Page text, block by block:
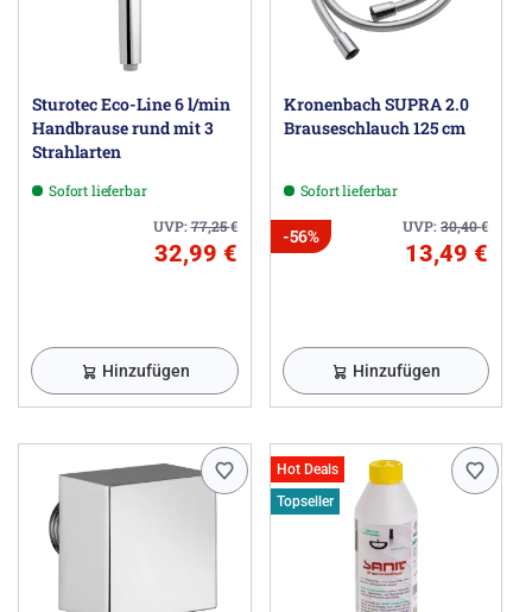
Sturotec Eco-Line 6 l/min
Handbrause rund mit 3
Strahlarten
Sofort lieferbar
UVP:77,25€
32,99 €
Hinzufügen
Kronenbach SUPRA 2.0
Brauseschlauch 125 cm
Sofort lieferbar
UVP:30,40€
-56%
13,49 €
Hinzufügen
Hot Deals
Topseller